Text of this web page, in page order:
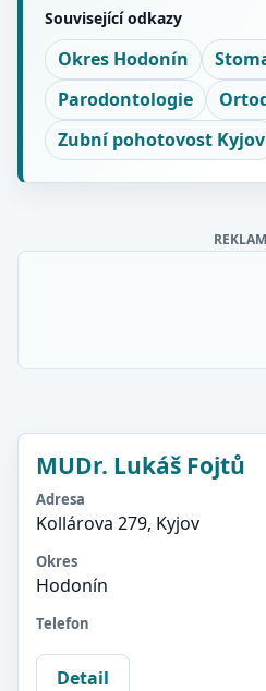
Související odkazy
Okres Hodonín
Parodontologie
Zubní pohotovost Kyjov
MUDr. Lukáš Fojtů
Adresa
Kollárova 279, Kyjov
Okres
Hodonín
Telefon
Detail